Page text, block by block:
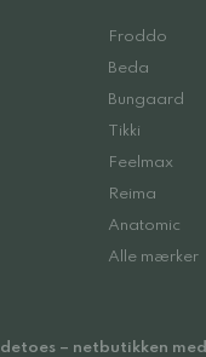
Froddo
Beda
Bungaard
Tikki
Feelmax
Reima
Anatomic
Alle mærker
– netbutikken med